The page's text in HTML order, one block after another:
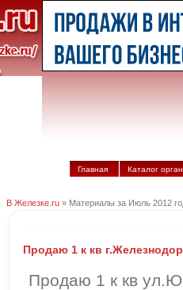
Главная Каталог
В Железке.ru » Материалы за Июль 2012
Продаю 1 к кв
Продаю 1 к кв